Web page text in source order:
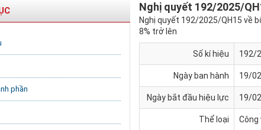
Nghị quyết 192/2025/
Nghị quyết 192/2025/QH15 về
8% trở lên
Số kí hiệu 192/
Ngày ban hành 19/
Ngày bắt đầu hiệu lực 19/
Thể loại Công
phần